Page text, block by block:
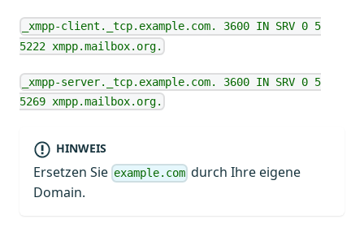
_xmpp-client._tcp.example.com. 3600 IN SRV 0 5
5222 xmpp.mailbox.org.
_xmpp-server._tcp.example.com. 3600 IN SRV 0 5
5269 xmpp.mailbox.org.
HINWEIS
Ersetzen Sie example.com durch Ihre eigene
Domain.